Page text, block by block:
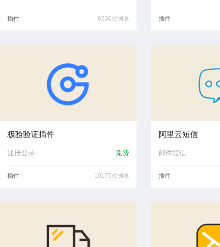
插件 6536次浏览 插件
极验验证插件
免费
注册登录
插件 10175次浏览
阿里云短信
邮件短信
插件